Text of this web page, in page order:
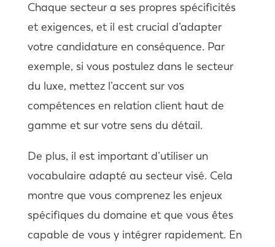
Chaque secteur a ses propres spécificités
et exigences, et il est crucial d’adapter
votre candidature en conséquence. Par
exemple, si vous postulez dans le secteur
du luxe, mettez l’accent sur vos
compétences en relation client haut de
gamme et sur votre sens du détail.
De plus, il est important d’utiliser un
vocabulaire adapté au secteur visé. Cela
montre que vous comprenez les enjeux
spécifiques du domaine et que vous êtes
capable de vous y intégrer rapidement. En